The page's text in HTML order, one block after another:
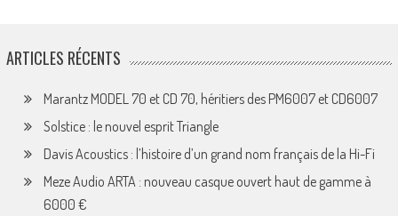
ARTICLES RÉCENTS
Marantz MODEL 70 et CD 70, héritiers des PM6007 et CD6007
Solstice : le nouvel esprit Triangle
Davis Acoustics : l’histoire d’un grand nom français de la Hi-Fi
Meze Audio ARTA : nouveau casque ouvert haut de gamme à
6000 €